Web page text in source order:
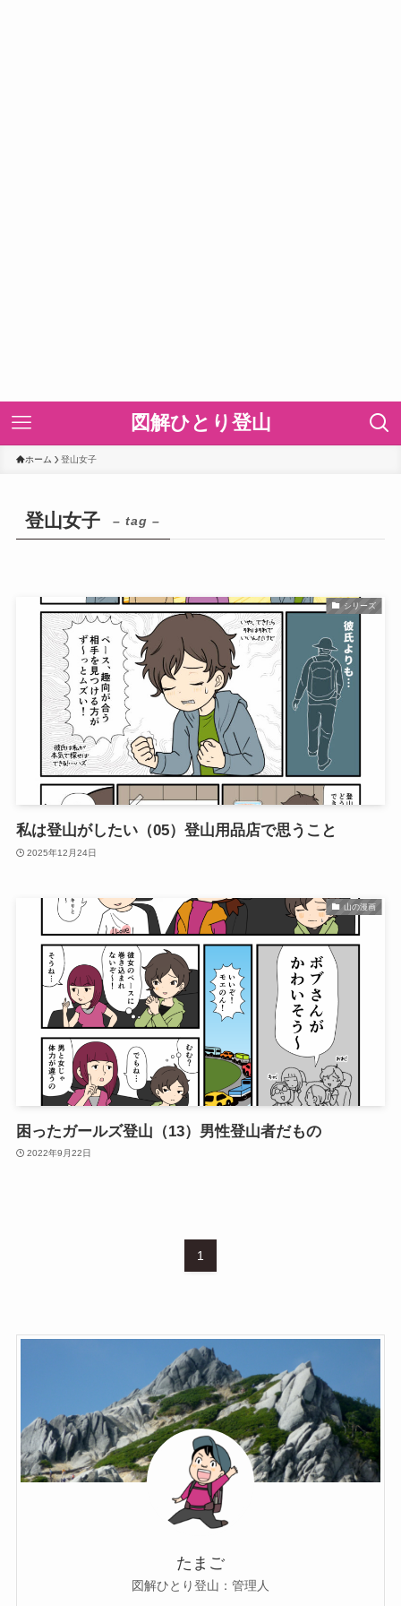
図解ひとり登山
ホーム 登山女子
登山女子 – tag –
シリーズ
私は登山がしたい（05）登山用品店で思うこと
2025年12月24日
山の漫画
困ったガールズ登山（13）男性登山者だもの
2022年9月22日
1
たまご
図解ひとり登山：管理人